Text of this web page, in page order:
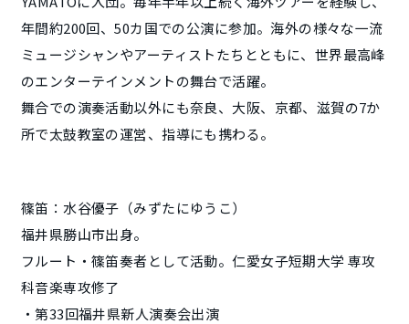
年間約200回、50カ国での公演に参加。海外の様々な一流
ミュージシャンやアーティストたちとともに、世界最高峰
のエンターテインメントの舞台で活躍。
舞合での演奏活動以外にも奈良、大阪、京都、滋賀の7か
所で太鼓教室の運営、指導にも携わる。
篠笛：水谷優子（みずたにゆうこ）
福井県勝山市出身。
フルート・篠笛奏者として活動。仁愛女子短期大学 専攻
科音楽専攻修了
・第33回福井県新人演奏会出演